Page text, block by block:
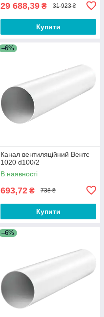
29 688,39 ₴ 31 923 ₴
Купити
–6%
Канал вентиляційний Вентс
1020 d100/2
В наявності
693,72 ₴ 738 ₴
Купити
–6%